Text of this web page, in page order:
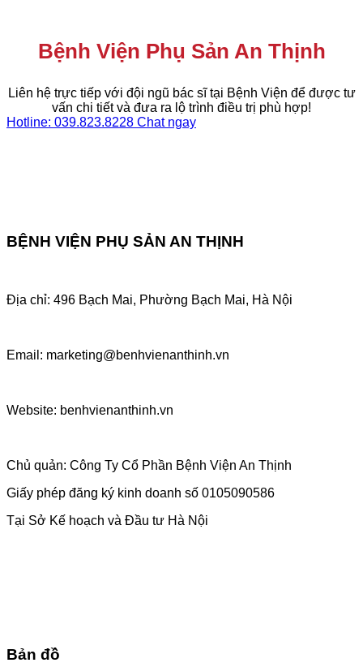
Bệnh Viện Phụ Sản An Thịnh
Liên hệ trực tiếp với đội ngũ bác sĩ tại Bệnh Viện để được tư
vấn chi tiết và đưa ra lộ trình điều trị phù hợp!
Hotline: 039.823.8228 Chat ngay
BỆNH VIỆN PHỤ SẢN AN THỊNH
Địa chỉ: 496 Bạch Mai, Phường Bạch Mai, Hà Nội
Email: marketing@benhvienanthinh.vn
Website: benhvienanthinh.vn
Chủ quản: Công Ty Cổ Phần Bệnh Viện An Thịnh
Giấy phép đăng ký kinh doanh số 0105090586
Tại Sở Kế hoạch và Đầu tư Hà Nội
Bản đồ